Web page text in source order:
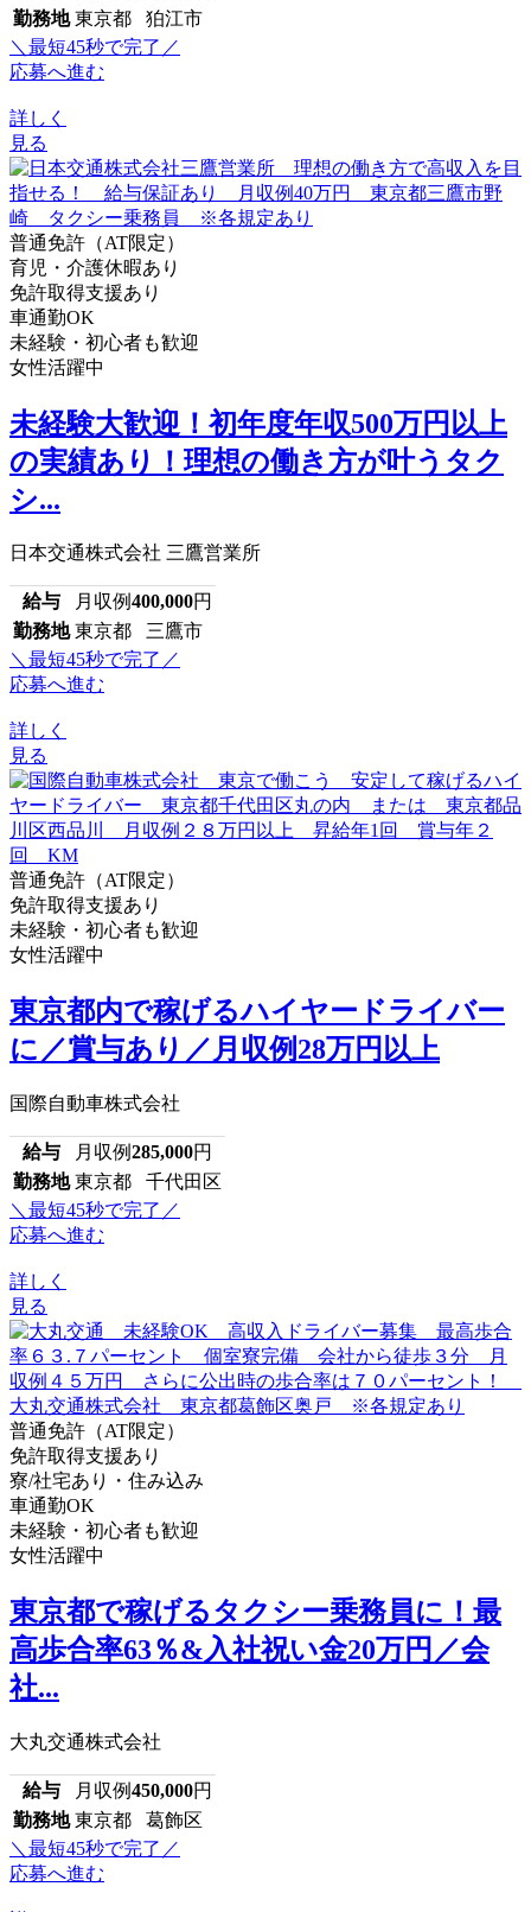
勤務地 東京都 狛江市
＼最短45秒で完了／
応募へ進む
詳しく
見る
普通免許（AT限定）
育児・介護休暇あり
免許取得支援あり
車通勤OK
未経験・初心者も歓迎
女性活躍中
未経験大歓迎！初年度年収500万円以上
の実績あり！理想の働き方が叶うタク
シ...
日本交通株式会社 三鷹営業所
給与 月収例400,000円
勤務地 東京都 三鷹市
＼最短45秒で完了／
応募へ進む
詳しく
見る
普通免許（AT限定）
免許取得支援あり
未経験・初心者も歓迎
女性活躍中
東京都内で稼げるハイヤードライバー
に／賞与あり／月収例28万円以上
国際自動車株式会社
給与 月収例285,000円
勤務地 東京都 千代田区
＼最短45秒で完了／
応募へ進む
詳しく
見る
普通免許（AT限定）
免許取得支援あり
寮/社宅あり・住み込み
車通勤OK
未経験・初心者も歓迎
女性活躍中
東京都で稼げるタクシー乗務員に！最
高歩合率63％&入社祝い金20万円／会
社...
大丸交通株式会社
給与 月収例450,000円
勤務地 東京都 葛飾区
＼最短45秒で完了／
応募へ進む